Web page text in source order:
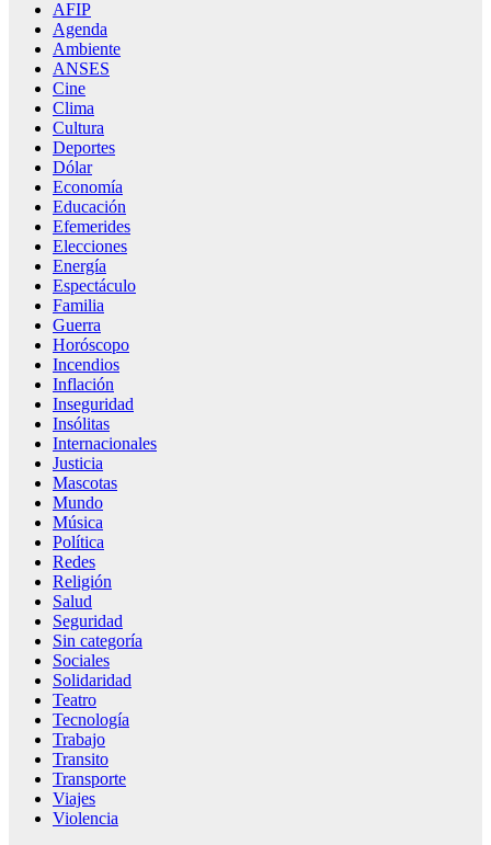
AFIP
Agenda
Ambiente
ANSES
Cine
Clima
Cultura
Deportes
Dólar
Economía
Educación
Efemerides
Elecciones
Energía
Espectáculo
Familia
Guerra
Horóscopo
Incendios
Inflación
Inseguridad
Insólitas
Internacionales
Justicia
Mascotas
Mundo
Música
Política
Redes
Religión
Salud
Seguridad
Sin categoría
Sociales
Solidaridad
Teatro
Tecnología
Trabajo
Transito
Transporte
Viajes
Violencia